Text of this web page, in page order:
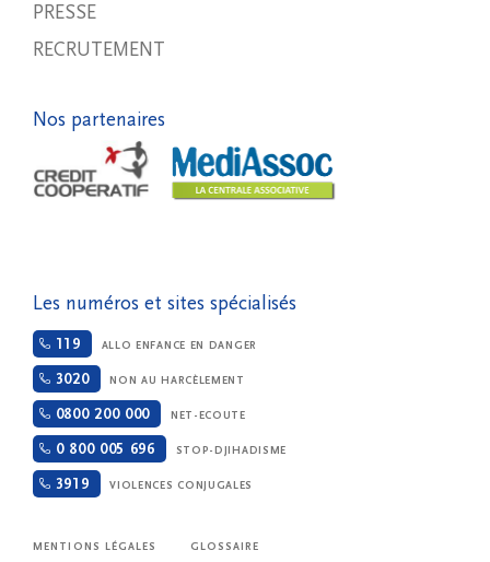
PRESSE
RECRUTEMENT
Nos partenaires
Les numéros et sites spécialisés
119 ALLO ENFANCE EN DANGER
3020 NON AU HARCÈLEMENT
0800 200 000 NET-ECOUTE
0 800 005 696 STOP-DJIHADISME
3919 VIOLENCES CONJUGALES
MENTIONS LÉGALES GLOSSAIRE